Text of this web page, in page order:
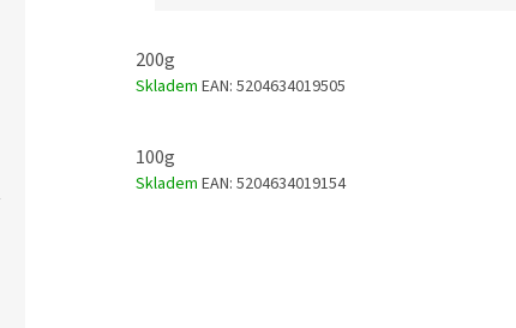
200g
Skladem EAN: 5204634019505
100g
Skladem EAN: 5204634019154